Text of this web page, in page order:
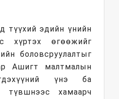
түүхий эдийн үнийн
хүртэх өгөөжийг
боловсруулалтыг
Ашигт малтмалын
үнэ ба
түвшнээс хамаарч